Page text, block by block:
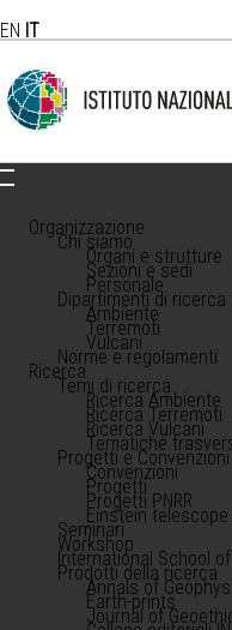
EN IT
Organizzazione
Chi siamo
Organi e strutture
Sezioni e sedi
Personale
Dipartimenti di ricerca
Ambiente
Terremoti
Vulcani
Norme e regolamenti
Ricerca
Temi di ricerca
Ricerca Ambiente
Ricerca Terremoti
Ricerca Vulcani
Tematiche
Progetti e Convenzioni
Convenzioni
Progetti
Progetti PNRR
Einstein telescope
Seminari
Workshop
International School
Prodotti della ricerca
Annals of
Earth-prints
Journal of